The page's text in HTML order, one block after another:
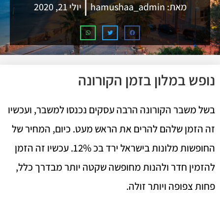
מאת:hamushaa_admin יולי 21, 2020
נופש במלון בזמן הקורונה
בשל משבר הקורונה הרבה עסקים נכנסו למשבר, ועכשיו
זה הזמן שלהם להרים את הראש מעט. כיום, המחיר של
החופשות מלונות בישראל ירד בכ 12%. עכשיו זה הזמן
להזמין חדר ולהנות מחופשה שקטה יותר מבדרך כלל,
פחות צפופה ויותר זולה.